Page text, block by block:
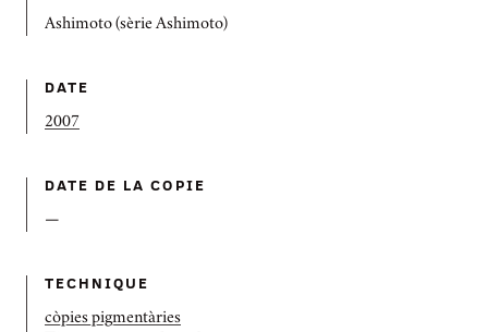
Ashimoto (sèrie Ashimoto)
DATE
2007
DATE DE LA COPIE
—
TECHNIQUE
còpies pigmentàries